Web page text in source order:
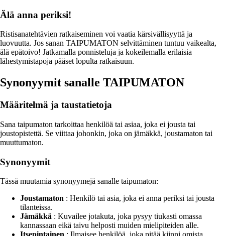
Älä anna periksi!
Ristisanatehtävien ratkaiseminen voi vaatia kärsivällisyyttä ja
luovuutta. Jos sanan TAIPUMATON selvittäminen tuntuu vaikealta,
älä epätoivo! Jatkamalla ponnisteluja ja kokeilemalla erilaisia
lähestymistapoja pääset lopulta ratkaisuun.
Synonyymit sanalle TAIPUMATON
Määritelmä ja taustatietoja
Sana taipumaton tarkoittaa henkilöä tai asiaa, joka ei jousta tai
joustopistettä. Se viittaa johonkin, joka on jämäkkä, joustamaton tai
muuttumaton.
Synonyymit
Tässä muutamia synonyymejä sanalle taipumaton:
Joustamaton : Henkilö tai asia, joka ei anna periksi tai jousta
tilanteissa.
Jämäkkä : Kuvailee jotakuta, joka pysyy tiukasti omassa
kannassaan eikä taivu helposti muiden mielipiteiden alle.